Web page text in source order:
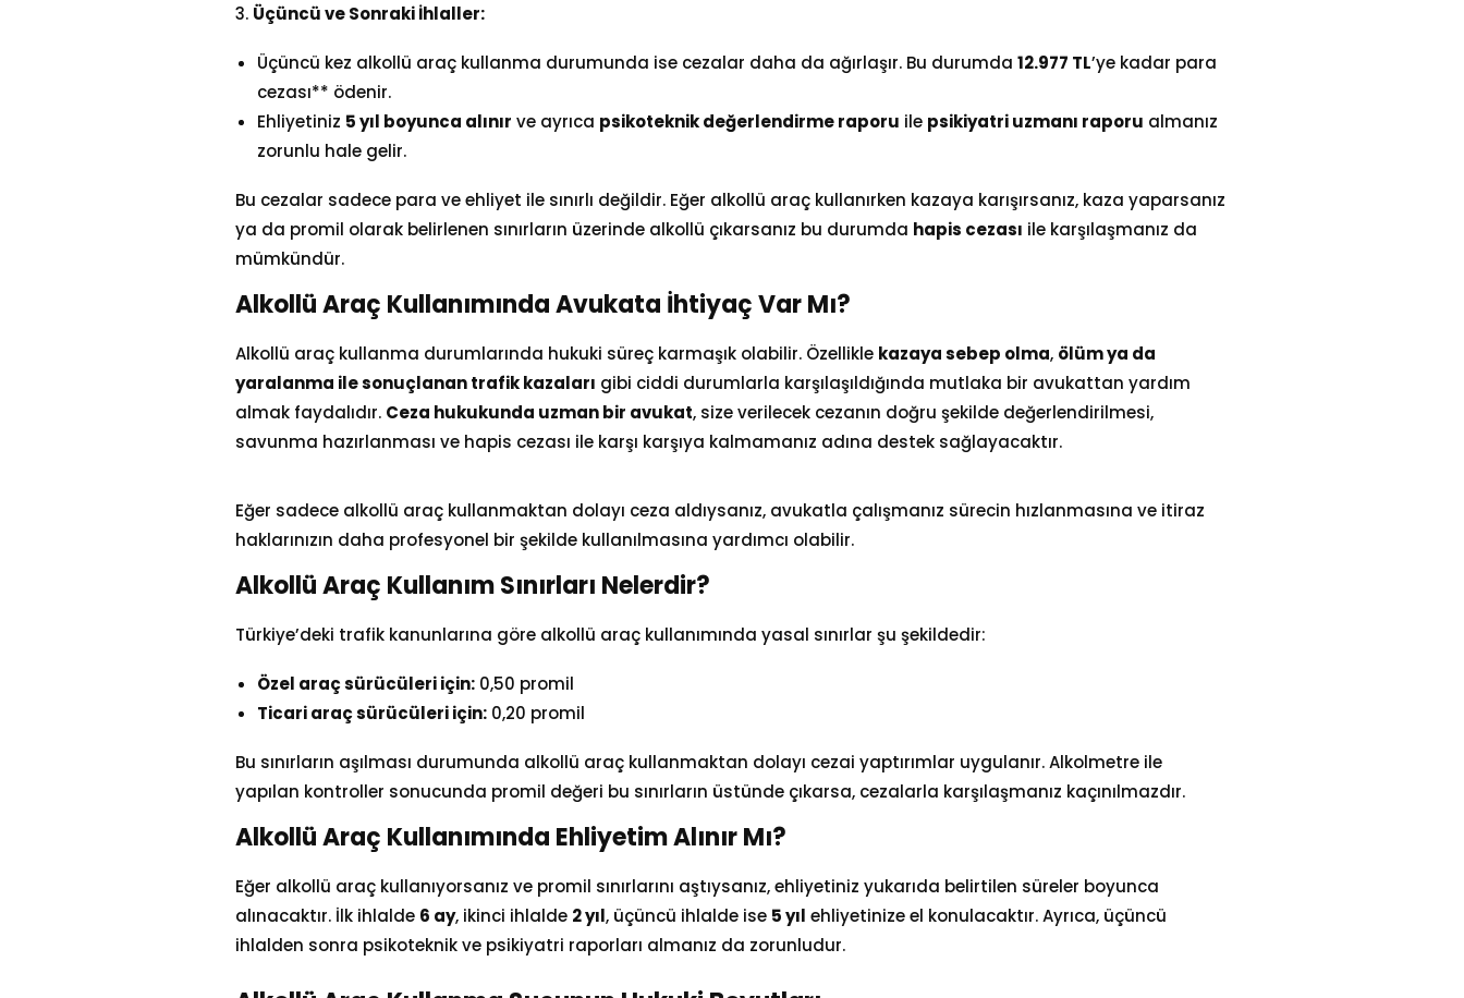
3. Üçüncü ve Sonraki İhlaller:
Üçüncü kez alkollü araç kullanma durumunda ise cezalar daha da ağırlaşır. Bu durumda 12.977 TL’ye kadar para
cezası** ödenir.
Ehliyetiniz 5 yıl boyunca alınır ve ayrıca psikoteknik değerlendirme raporu ile psikiyatri uzmanı raporu almanız
zorunlu hale gelir.
Bu cezalar sadece para ve ehliyet ile sınırlı değildir. Eğer alkollü araç kullanırken kazaya karışırsanız, kaza yaparsanız
ya da promil olarak belirlenen sınırların üzerinde alkollü çıkarsanız bu durumda hapis cezası ile karşılaşmanız da
mümkündür.
Alkollü Araç Kullanımında Avukata İhtiyaç Var Mı?
Alkollü araç kullanma durumlarında hukuki süreç karmaşık olabilir. Özellikle kazaya sebep olma, ölüm ya da
yaralanma ile sonuçlanan trafik kazaları gibi ciddi durumlarla karşılaşıldığında mutlaka bir avukattan yardım
almak faydalıdır. Ceza hukukunda uzman bir avukat, size verilecek cezanın doğru şekilde değerlendirilmesi,
savunma hazırlanması ve hapis cezası ile karşı karşıya kalmamanız adına destek sağlayacaktır.
Eğer sadece alkollü araç kullanmaktan dolayı ceza aldıysanız, avukatla çalışmanız sürecin hızlanmasına ve itiraz
haklarınızın daha profesyonel bir şekilde kullanılmasına yardımcı olabilir.
Alkollü Araç Kullanım Sınırları Nelerdir?
Türkiye’deki trafik kanunlarına göre alkollü araç kullanımında yasal sınırlar şu şekildedir:
Özel araç sürücüleri için: 0,50 promil
Ticari araç sürücüleri için: 0,20 promil
Bu sınırların aşılması durumunda alkollü araç kullanmaktan dolayı cezai yaptırımlar uygulanır. Alkolmetre ile
yapılan kontroller sonucunda promil değeri bu sınırların üstünde çıkarsa, cezalarla karşılaşmanız kaçınılmazdır.
Alkollü Araç Kullanımında Ehliyetim Alınır Mı?
Eğer alkollü araç kullanıyorsanız ve promil sınırlarını aştıysanız, ehliyetiniz yukarıda belirtilen süreler boyunca
alınacaktır. İlk ihlalde 6 ay, ikinci ihlalde 2 yıl, üçüncü ihlalde ise 5 yıl ehliyetinize el konulacaktır. Ayrıca, üçüncü
ihlalden sonra psikoteknik ve psikiyatri raporları almanız da zorunludur.